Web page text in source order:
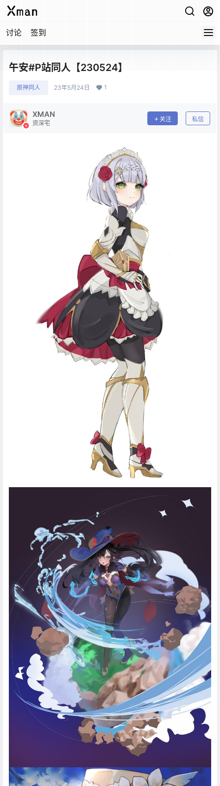
讨论 签到
午安#P站同人【230524】
原神同人 23年5月24日 1
XMAN
资深宅
关注 私信